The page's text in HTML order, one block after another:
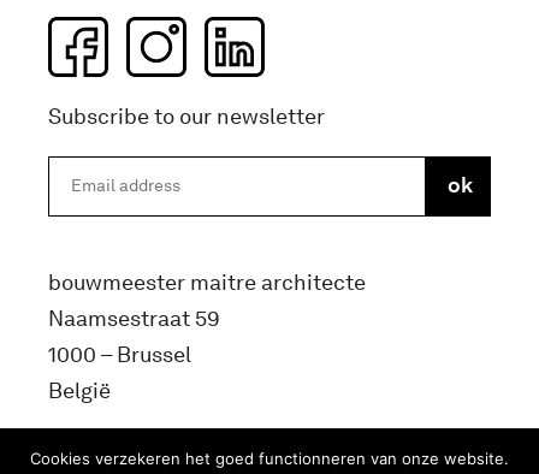
Subscribe to our newsletter
bouwmeester maitre architecte
Naamsestraat 59
1000 – Brussel
België
info@bma.brussels
Cookies verzekeren het goed functionneren van onze website.